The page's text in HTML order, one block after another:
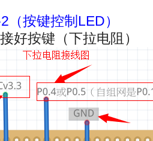
（按键控制LED）
好按键（下拉电阻）